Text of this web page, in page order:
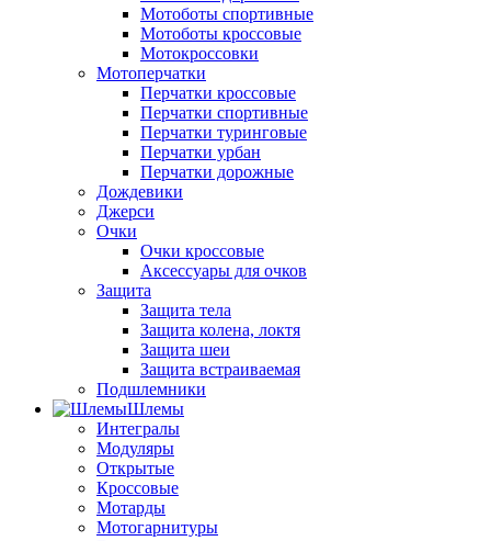
Мотоботы спортивные
Мотоботы кроссовые
Мотокроссовки
Мотоперчатки
Перчатки кроссовые
Перчатки спортивные
Перчатки туринговые
Перчатки урбан
Перчатки дорожные
Дождевики
Джерси
Очки
Очки кроссовые
Аксессуары для очков
Защита
Защита тела
Защита колена, локтя
Защита шеи
Защита встраиваемая
Подшлемники
Шлемы
Интегралы
Модуляры
Открытые
Кроссовые
Мотарды
Мотогарнитуры